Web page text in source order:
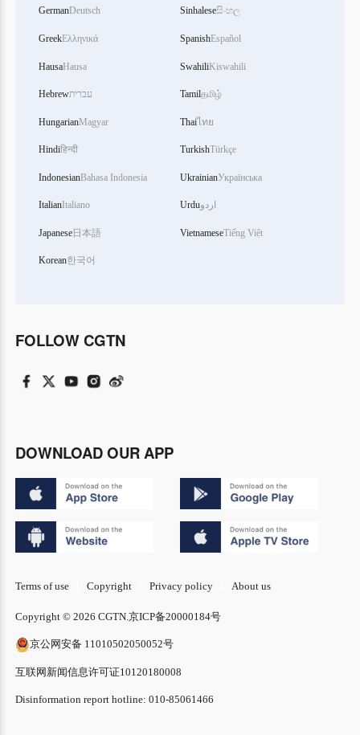
GermanDeutsch
GreekΕλληνικά
HausaHausa
Hebrewעברית
HungarianMagyar
Hindiहिन्दी
IndonesianBahasa Indonesia
ItalianItaliano
Japanese日本語
Korean한국어
Sinhaleseසිංහල
SpanishEspañol
SwahiliKiswahili
Tamilதமிழ்
Thaiไทย
TurkishTürkçe
UkrainianУкраїнська
Urduاردو
VietnameseTiếng Việt
FOLLOW CGTN
DOWNLOAD OUR APP
Terms of use Copyright Privacy policy About us
Copyright © 2026 CGTN. 京ICP备20000184号
京公网安备 11010502050052号
互联网新闻信息许可证10120180008
Disinformation report hotline: 010-85061466